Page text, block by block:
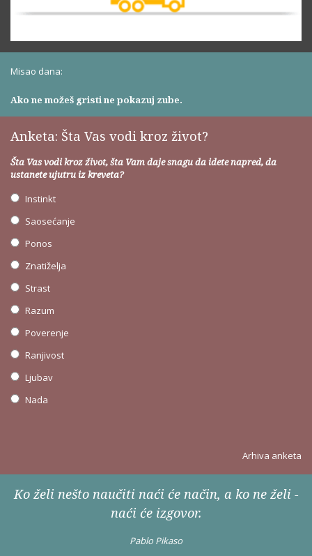
Misao dana:
Ako ne možeš gristi ne pokazuj zube.
Anketa: Šta Vas vodi kroz život?
Šta Vas vodi kroz život, šta Vam daje snagu da idete napred, da
ustanete ujutru iz kreveta?
Instinkt
Saosećanje
Ponos
Znatiželja
Strast
Razum
Poverenje
Ranjivost
Ljubav
Nada
Arhiva anketa
Ko želi nešto naučiti naći će način, a ko ne želi -
naći će izgovor.
Pablo Pikaso